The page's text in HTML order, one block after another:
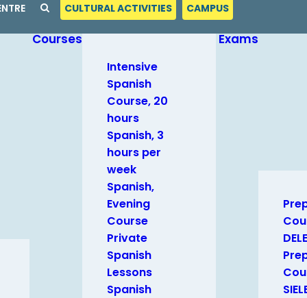
CULTURAL ACTIVITIES CAMPUS
Courses
Intensive
Spanish
Course, 20
hours
Spanish, 3
hours per
week
Spanish,
Evening
Course
Private
Spanish
Lessons
Spanish
Exams